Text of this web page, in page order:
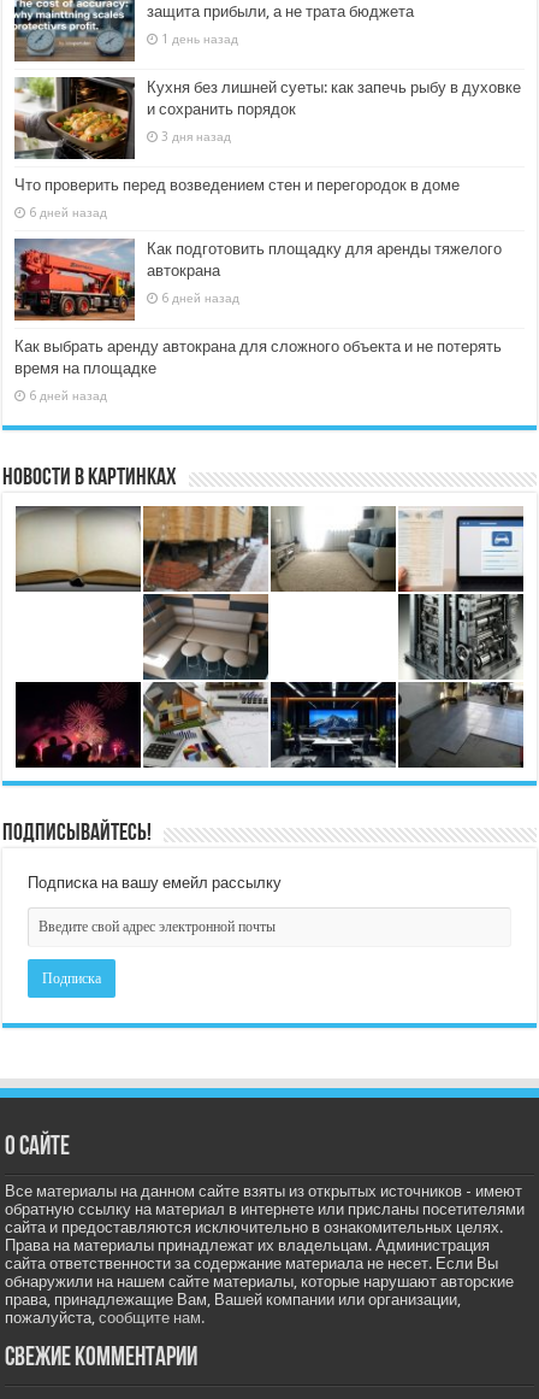
защита прибыли, а не трата бюджета
1 день назад
Кухня без лишней суеты: как запечь рыбу в духовке
и сохранить порядок
3 дня назад
Что проверить перед возведением стен и перегородок в доме
6 дней назад
Как подготовить площадку для аренды тяжелого
автокрана
6 дней назад
Как выбрать аренду автокрана для сложного объекта и не потерять
время на площадке
6 дней назад
Новости в картинках
Подписывайтесь!
Подписка на вашу емейл рассылку
О сайте
Все материалы на данном сайте взяты из открытых источников - имеют
обратную ссылку на материал в интернете или присланы посетителями
сайта и предоставляются исключительно в ознакомительных целях.
Права на материалы принадлежат их владельцам. Администрация
сайта ответственности за содержание материала не несет. Если Вы
обнаружили на нашем сайте материалы, которые нарушают авторские
права, принадлежащие Вам, Вашей компании или организации,
пожалуйста,сообщите нам.
Свежие комментарии